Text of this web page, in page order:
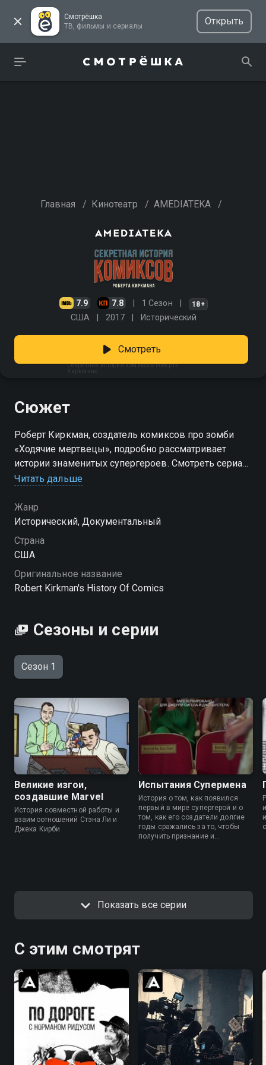
Смотрёшка
ТВ, фильмы и сериалы
Открыть
Главная / Кинотеатр / AMEDIATEKA /
7.9 7.8 1 Сезон 18+
США 2017 Исторический
Секретная история комиксов Роберта
Киркмана
Смотреть
Сюжет
Роберт Киркман, создатель комиксов про зомби
«Ходячие мертвецы», подробно рассматривает
истории знаменитых супергероев. Смотреть сериал
«Секретная история комиксов Роберта Киркмана»
Амедиатека в Смотрёшке.
Читать дальше
Жанр
Исторический, Документальный
Страна
США
Оригинальное название
Robert Kirkman's History Of Comics
Сезоны и серии
Сезон 1
Великие изгои,
создавшие Marvel
История совместной работы и
взаимоотношений Стэна Ли и
Джека Кирби
Испытания Супермена
История о том, как появился
первый в мире супергерой и о
том, как его создатели долгие
годы сражались за то, чтобы
получить признание и
Показать все серии
С этим смотрят